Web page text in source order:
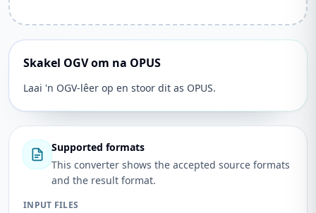
Skakel OGV om na OPUS
Laai 'n OGV-lêer op en stoor dit as OPUS.
Supported formats
This converter shows the accepted source formats
and the result format.
INPUT FILES